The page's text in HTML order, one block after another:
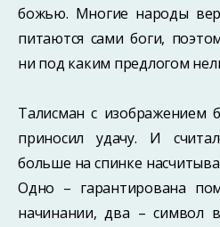
божью. Многие народы
питаются сами боги,
ни под каким предлогом
Талисман с изображением
приносил удачу. И
больше на спинке
Одно – гарантирована
начинании, два – символ